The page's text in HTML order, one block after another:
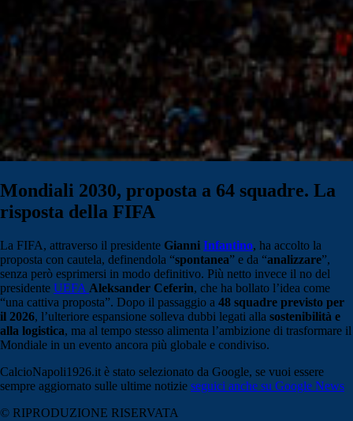
Mondiali 2030, proposta a 64 squadre. La
risposta della FIFA
La FIFA, attraverso il presidente Gianni Infantino, ha accolto la
proposta con cautela, definendola “spontanea” e da “analizzare”,
senza però esprimersi in modo definitivo. Più netto invece il no del
presidente UEFA Aleksander Ceferin, che ha bollato l’idea come
“una cattiva proposta”. Dopo il passaggio a 48 squadre previsto per
il 2026, l’ulteriore espansione solleva dubbi legati alla sostenibilità e
alla logistica, ma al tempo stesso alimenta l’ambizione di trasformare il
Mondiale in un evento ancora più globale e condiviso.
CalcioNapoli1926.it è stato selezionato da Google, se vuoi essere
sempre aggiornato sulle ultime notizie seguici anche su Google News
© RIPRODUZIONE RISERVATA